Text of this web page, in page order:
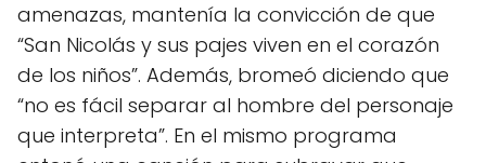
amenazas, mantenía la convicción de que
“San Nicolás y sus pajes viven en el corazón
de los niños”. Además, bromeó diciendo que
“no es fácil separar al hombre del personaje
que interpreta”. En el mismo programa